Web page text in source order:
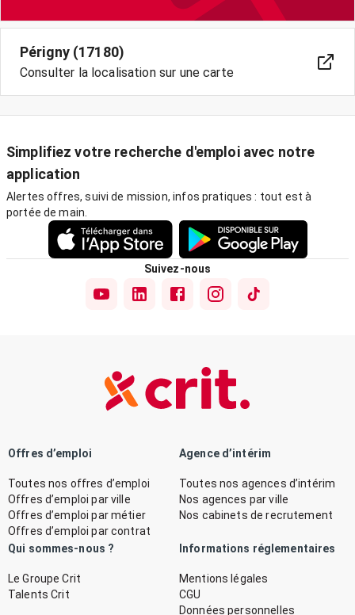
Périgny (17180)
Consulter la localisation sur une carte
Simplifiez votre recherche d'emploi avec notre
application
Alertes offres, suivi de mission, infos pratiques : tout est à
portée de main.
Suivez-nous
Offres d’emploi
Toutes nos offres d’emploi
Offres d’emploi par ville
Offres d’emploi par métier
Offres d’emploi par contrat
Agence d’intérim
Toutes nos agences d’intérim
Nos agences par ville
Nos cabinets de recrutement
Qui sommes-nous ?
Le Groupe Crit
Talents Crit
Informations réglementaires
Mentions légales
CGU
Données personnelles